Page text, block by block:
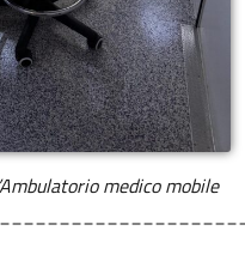
medico mobile